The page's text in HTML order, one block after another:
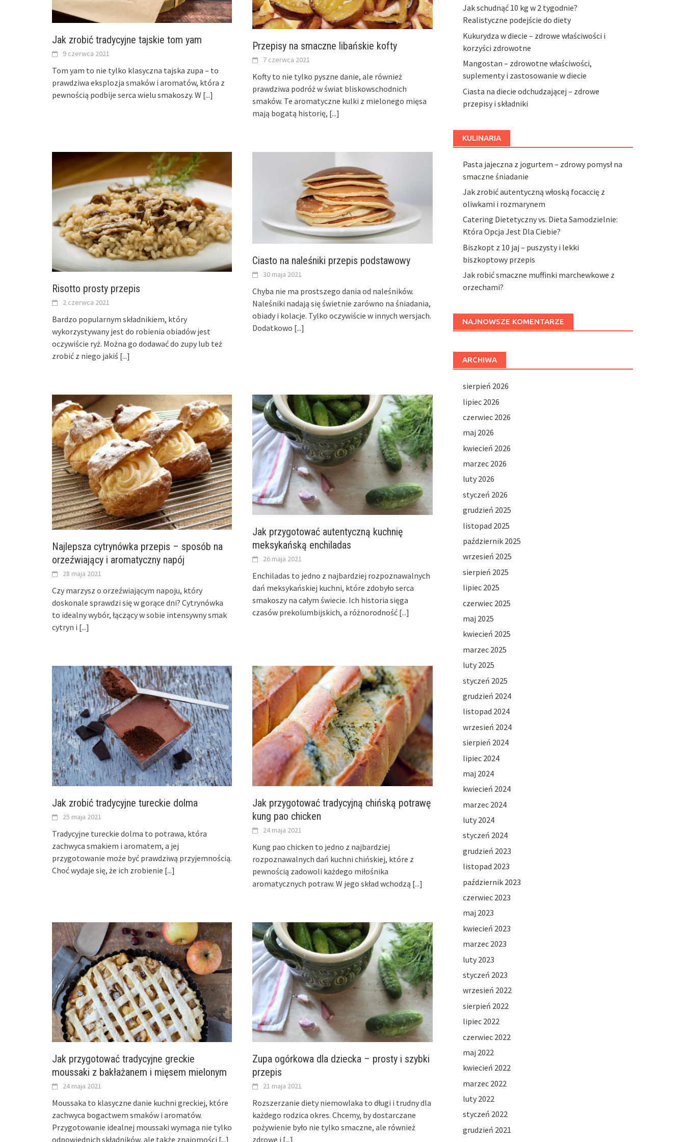
Jak zrobić tradycyjne tajskie tom yam
9 czerwca 2021
Tom yam to nie tylko klasyczna tajska zupa – to
prawdziwa eksplozja smaków i aromatów, która z
pewnością podbije serca wielu smakoszy. W [...]
Przepisy na smaczne libańskie kofty
7 czerwca 2021
Kofty to nie tylko pyszne danie, ale również
prawdziwa podróż w świat bliskowschodnich
smaków. Te aromatyczne kulki z mielonego mięsa
mają bogatą historię, [...]
Risotto prosty przepis
2 czerwca 2021
Bardzo popularnym składnikiem, który
wykorzystywany jest do robienia obiadów jest
oczywiście ryż. Można go dodawać do zupy lub też
zrobić z niego jakiś [...]
Ciasto na naleśniki przepis podstawowy
30 maja 2021
Chyba nie ma prostszego dania od naleśników.
Naleśniki nadają się świetnie zarówno na śniadania,
obiady i kolacje. Tylko oczywiście w innych wersjach.
Dodatkowo [...]
Najlepsza cytrynówka przepis – sposób na
orzeźwiający i aromatyczny napój
28 maja 2021
Czy marzysz o orzeźwiającym napoju, który
doskonale sprawdzi się w gorące dni? Cytrynówka
to idealny wybór, łączący w sobie intensywny smak
cytryn i [...]
Jak przygotować autentyczną kuchnię
meksykańską enchiladas
26 maja 2021
Enchiladas to jedno z najbardziej rozpoznawalnych
dań meksykańskiej kuchni, które zdobyło serca
smakoszy na całym świecie. Ich historia sięga
czasów prekolumbijskich, a różnorodność [...]
Jak zrobić tradycyjne tureckie dolma
25 maja 2021
Tradycyjne tureckie dolma to potrawa, która
zachwyca smakiem i aromatem, a jej
przygotowanie może być prawdziwą przyjemnością.
Choć wydaje się, że ich zrobienie [...]
Jak przygotować tradycyjną chińską potrawę
kung pao chicken
24 maja 2021
Kung pao chicken to jedno z najbardziej
rozpoznawalnych dań kuchni chińskiej, które z
pewnością zadowoli każdego miłośnika
aromatycznych potraw. W jego skład wchodzą [...]
Jak przygotować tradycyjne greckie
moussaki z bakłażanem i mięsem mielonym
24 maja 2021
Moussaka to klasyczne danie kuchni greckiej, które
zachwyca bogactwem smaków i aromatów.
Przygotowanie idealnej moussaki wymaga nie tylko
odpowiednich składników, ale także znajomości [...]
Zupa ogórkowa dla dziecka – prosty i szybki
przepis
21 maja 2021
Rozszerzanie diety niemowlaka to długi i trudny dla
każdego rodzica okres. Chcemy, by dostarczane
pożywienie było nie tylko smaczne, ale również
zdrowe i [...]
Jak schudnąć 10 kg w 2 tygodnie?
Realistyczne podejście do diety
Kukurydza w diecie – zdrowe właściwości i
korzyści zdrowotne
Mangostan – zdrowotne właściwości,
suplementy i zastosowanie w diecie
Ciasta na diecie odchudzającej – zdrowe
przepisy i składniki
KULINARIA
Pasta jajeczna z jogurtem – zdrowy pomysł na
smaczne śniadanie
Jak zrobić autentyczną włoską focaccię z
oliwkami i rozmarynem
Catering Dietetyczny vs. Dieta Samodzielnie:
Która Opcja Jest Dla Ciebie?
Biszkopt z 10 jaj – puszysty i lekki
biszkoptowy przepis
Jak robić smaczne muffinki marchewkowe z
orzechami?
NAJNOWSZE KOMENTARZE
ARCHIWA
sierpień 2026
lipiec 2026
czerwiec 2026
maj 2026
kwiecień 2026
marzec 2026
luty 2026
styczeń 2026
grudzień 2025
listopad 2025
październik 2025
wrzesień 2025
sierpień 2025
lipiec 2025
czerwiec 2025
maj 2025
kwiecień 2025
marzec 2025
luty 2025
styczeń 2025
grudzień 2024
listopad 2024
wrzesień 2024
sierpień 2024
lipiec 2024
maj 2024
kwiecień 2024
marzec 2024
luty 2024
styczeń 2024
grudzień 2023
listopad 2023
październik 2023
czerwiec 2023
maj 2023
kwiecień 2023
marzec 2023
luty 2023
styczeń 2023
wrzesień 2022
sierpień 2022
lipiec 2022
czerwiec 2022
maj 2022
kwiecień 2022
marzec 2022
luty 2022
styczeń 2022
grudzień 2021